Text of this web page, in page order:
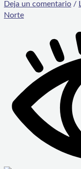
Deja un comentario /
Norte